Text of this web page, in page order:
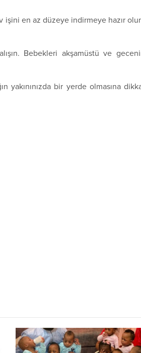
en az düzeye indirmeye hazır
Bebekleri akşamüstü ve
yakınınızda bir yerde olmasına